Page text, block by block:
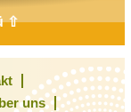
⇧
uns